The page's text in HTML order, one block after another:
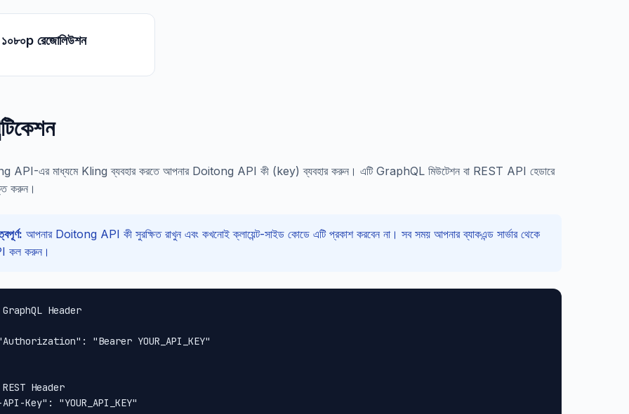
রেজোলিউশন
API-এর মাধ্যমে Kling ব্যবহার করতে আপনার Doitong API কী (key) ব্যবহার করুন। এটি GraphQL মিউটেশন বা REST API হেডারে
করুন।
আপনার Doitong API কী সুরক্ষিত রাখুন এবং কখনোই ক্লায়েন্ট-সাইড কোডে এটি প্রকাশ করবেন না। সব সময় আপনার ব্যাকএন্ড সার্ভার থেকে
কল করুন।
Header
"Bearer YOUR_API_KEY"
Header
Key": "YOUR_API_KEY"